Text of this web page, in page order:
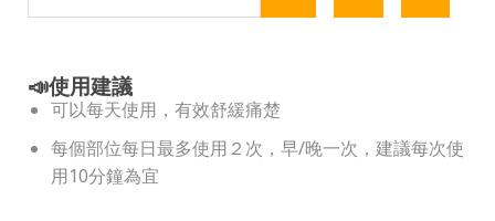
📣使用建議
可以每天使用，有效舒緩痛楚
每個部位每日最多使用２次，早/晚一次，建議每次使
用10分鐘為宜